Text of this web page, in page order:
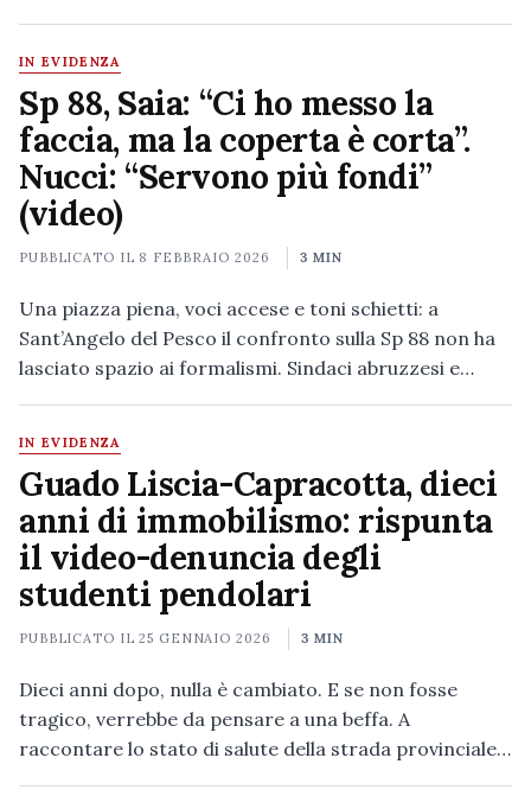
IN EVIDENZA
Sp 88, Saia: “Ci ho messo la
faccia, ma la coperta è corta”.
Nucci: “Servono più fondi”
(video)
PUBBLICATO IL 8 FEBBRAIO 2026 3 MIN
Una piazza piena, voci accese e toni schietti: a
Sant’Angelo del Pesco il confronto sulla Sp 88 non ha
lasciato spazio ai formalismi. Sindaci abruzzesi e…
IN EVIDENZA
Guado Liscia-Capracotta, dieci
anni di immobilismo: rispunta
il video-denuncia degli
studenti pendolari
PUBBLICATO IL25 GENNAIO 2026 3 MIN
Dieci anni dopo, nulla è cambiato. E se non fosse
tragico, verrebbe da pensare a una beffa. A
raccontare lo stato di salute della strada provinciale…